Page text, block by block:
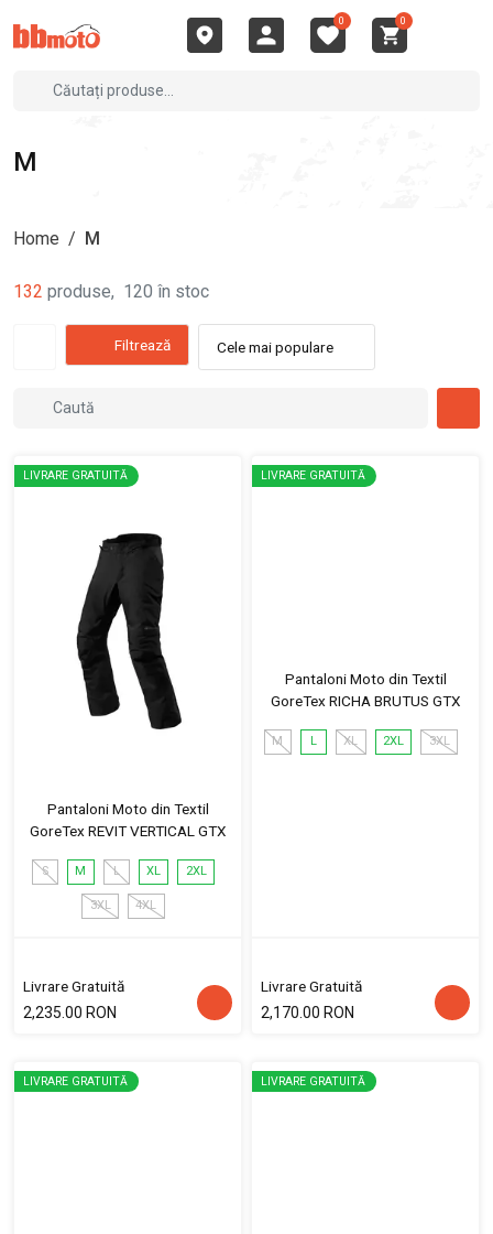
0 0
M
Home / M
132 produse, 120 în stoc
Filtrează Cele mai populare
LIVRARE GRATUITĂ
Pantaloni Moto din Textil
GoreTex REVIT VERTICAL GTX
S M L XL 2XL
3XL 4XL
Livrare Gratuită
2,235.00 RON
LIVRARE GRATUITĂ
Pantaloni Moto din Textil
GoreTex RICHA BRUTUS GTX
M L XL 2XL 3XL
Livrare Gratuită
2,170.00 RON
LIVRARE GRATUITĂ LIVRARE GRATUITĂ